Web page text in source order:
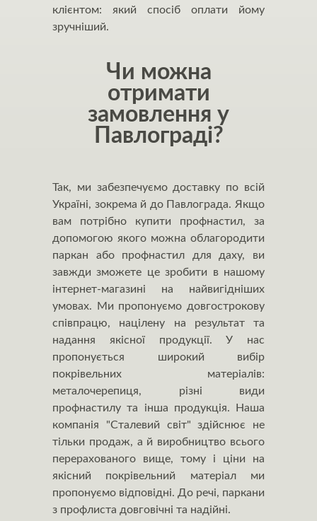
клієнтом: який спосіб оплати йому
зручніший.
Чи можна
отримати
замовлення у
Павлограді?
Так, ми забезпечуємо доставку по всій
Україні, зокрема й до Павлограда. Якщо
вам потрібно купити профнастил, за
допомогою якого можна облагородити
паркан або профнастил для даху, ви
завжди зможете це зробити в нашому
інтернет-магазині на найвигідніших
умовах. Ми пропонуємо довгострокову
співпрацю, націлену на результат та
надання якісної продукції. У нас
пропонується широкий вибір
покрівельних матеріалів:
металочерепиця, різні види
профнастилу та інша продукція. Наша
компанія "Сталевий світ" здійснює не
тільки продаж, а й виробництво всього
перерахованого вище, тому і ціни на
якісний покрівельний матеріал ми
пропонуємо відповідні. До речі, паркани
з профлиста довговічні та надійні.